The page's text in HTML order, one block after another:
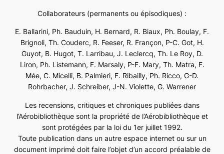
Collaborateurs (permanents ou épisodiques) :
E. Ballarini, Ph. Bauduin, H. Bernard, R. Biaux, Ph. Boulay, F.
Brignoli, Th. Couderc, R. Feeser, R. Françon, P-C. Got, H.
Guyot, B. Hugot, T. Larribau, J. Leclercq, Th. Le Roy, D.
Liron, Ph. Listemann, F. Marsaly, P-F. Mary, Th. Matra, F.
Mée, C. Micelli, B. Palmieri, F. Ribailly, Ph. Ricco, G-D.
Rohrbacher, J. Schreiber, J-N. Violette, G. Warrener
Les recensions, critiques et chroniques publiées dans
l’Aérobibliothèque sont la propriété de l’Aérobibliothèque et
sont protégées par la loi du 1er juillet 1992.
Toute publication dans un autre espace internet ou sur un
document imprimé doit faire l’objet d’un accord préalable de